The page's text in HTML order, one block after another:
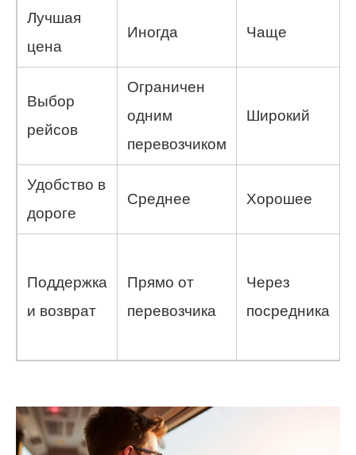
Лучшая
цена
Иногда Чаще
Выбор
рейсов
Ограничен
одним
перевозчиком
Широкий
Удобство в
дороге
Среднее Хорошее
Поддержка
и возврат
Прямо от
перевозчика
Через
посредника